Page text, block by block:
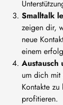
Smalltalk
zeigen dir,
neue
einem
Austausch
um dich mit
Kontakte
profitieren.